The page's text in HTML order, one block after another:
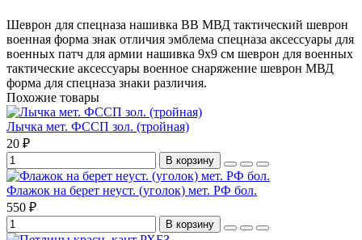
Шеврон для спецназа нашивка ВВ МВД тактический шеврон
военная форма знак отличия эмблема спецназа аксессуары для
военных патч для армии нашивка 9x9 см шеврон для военных
тактические аксессуары военное снаряжение шеврон МВД
форма для спецназа знаки различия.
Похожие товары
Лычка мет. ФССП зол. (тройная)
20 ₽
В корзину
Флажок на берет неуст. (уголок) мет. РФ бол.
550 ₽
В корзину